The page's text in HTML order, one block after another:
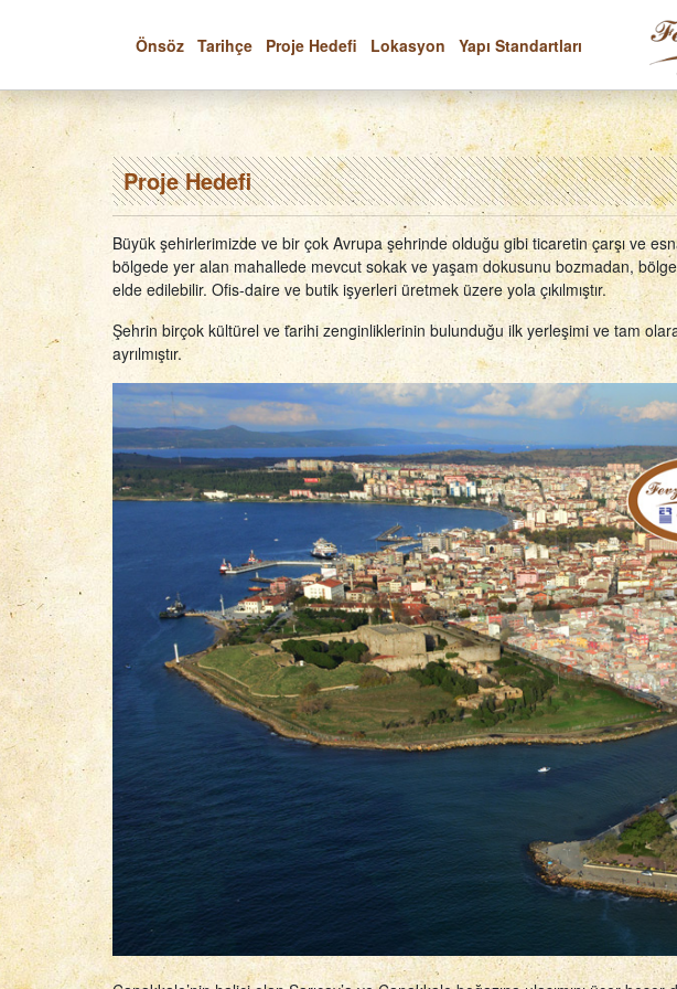
Önsöz Tarihçe Proje Hedefi Lokasyon Yapı Standartları
Proje Hedefi
Büyük şehirlerimizde ve bir çok Avrupa şehrinde olduğu gibi ticaretin çarşı ve
bölgede yer alan mahallede mevcut sokak ve yaşam dokusunu bozmadan,
elde edilebilir. Ofis-daire ve butik işyerleri üretmek üzere yola çıkılmıştır.
Şehrin birçok kültürel ve tarihi zenginliklerinin bulunduğu ilk yerleşimi ve tam
ayrılmıştır.